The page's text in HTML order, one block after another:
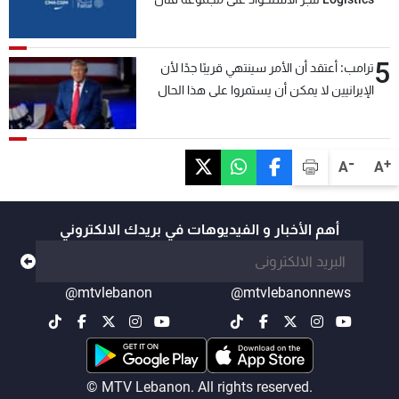
A+
A-
5ترامب: أعتقد أن الأمر سينتهي قريبًا جدًا لأن
الإيرانيين لا يمكن أن يستمروا على هذا الحال
أهم الأخبار و الفيديوهات في بريدك الالكتروني
@mtvlebanonnews
@mtvlebanon
© MTV Lebanon. All rights reserved.